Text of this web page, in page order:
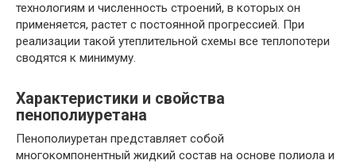
технологиям и численность строений, в которых он
применяется, растет с постоянной прогрессией. При
реализации такой утеплительной схемы все теплопотери
сводятся к минимуму.
Характеристики и свойства
пенополиуретана
Пенополиуретан представляет собой
многокомпонентный жидкий состав на основе полиола и